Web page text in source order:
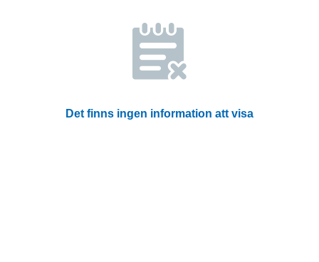
Det finns ingen information att visa